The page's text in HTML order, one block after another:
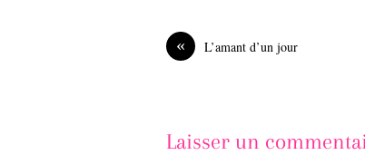
o
k
I
« L’amant d’un jour
Laisser un